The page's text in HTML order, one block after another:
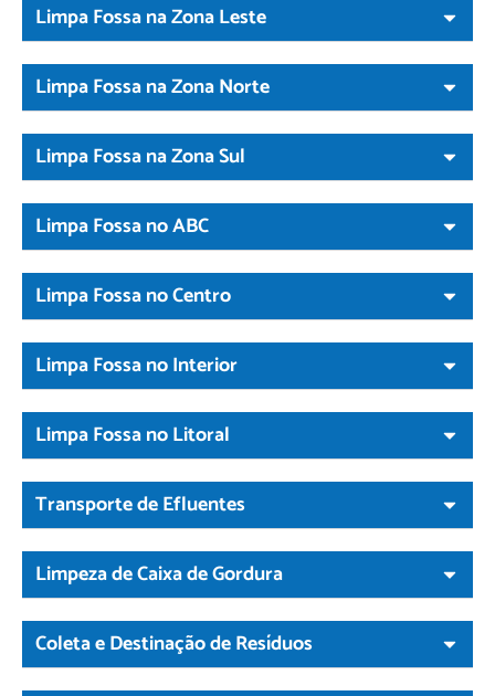
Limpa Fossa na Zona Leste
Limpa Fossa na Zona Norte
Limpa Fossa na Zona Sul
Limpa Fossa no ABC
Limpa Fossa no Centro
Limpa Fossa no Interior
Limpa Fossa no Litoral
Transporte de Efluentes
Limpeza de Caixa de Gordura
Coleta e Destinação de Resíduos